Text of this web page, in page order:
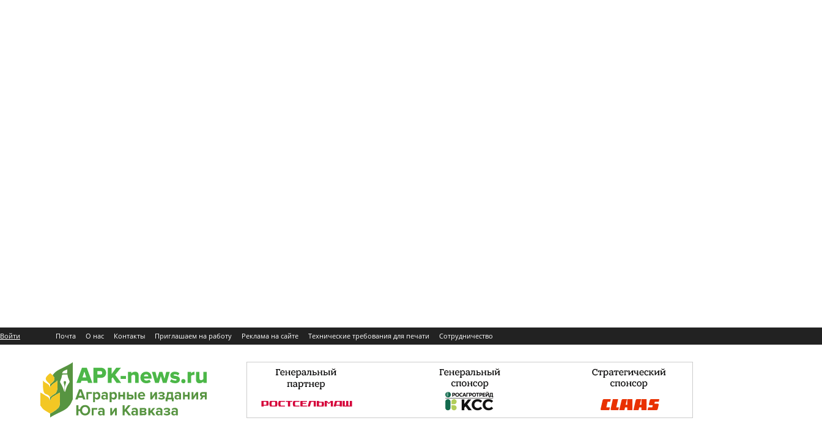
Войти Почта О нас Контакты Приглашаем на работу Реклама на сайте Технические требования для печати Сотрудничество